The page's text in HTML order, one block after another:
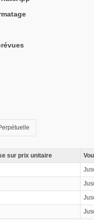
sur prix unitaire